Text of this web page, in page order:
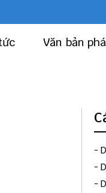
Văn bản
-
-
-